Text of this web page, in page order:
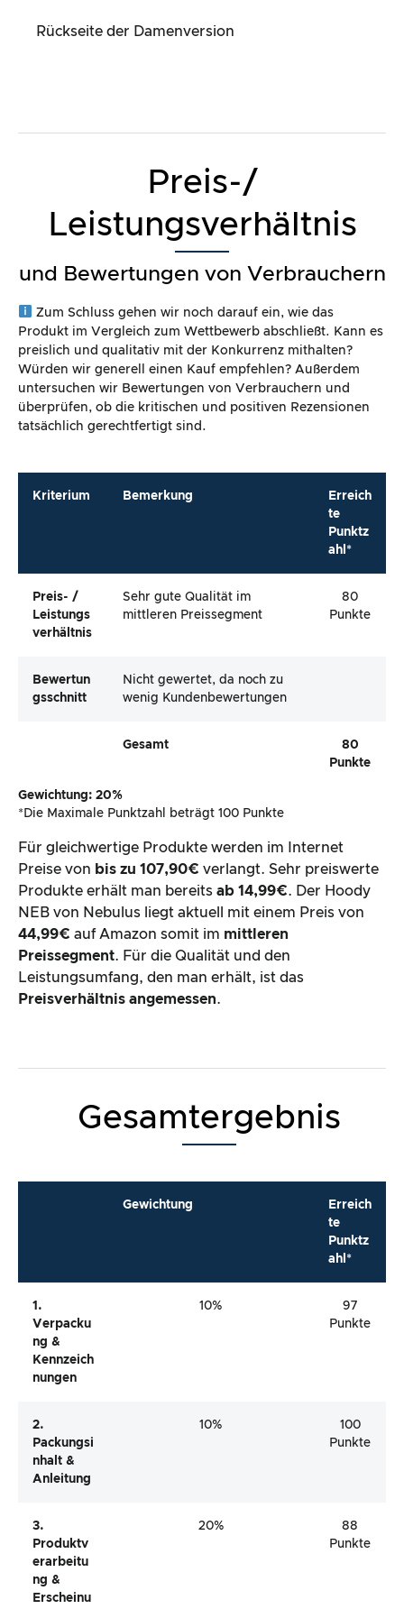
Rückseite der Damenversion
Preis-/
Leistungsverhältnis
und Bewertungen von Verbrauchern
Zum Schluss gehen wir noch darauf ein, wie das
Produkt im Vergleich zum Wettbewerb abschließt. Kann es
preislich und qualitativ mit der Konkurrenz mithalten?
Würden wir generell einen Kauf empfehlen? Außerdem
untersuchen wir Bewertungen von Verbrauchern und
überprüfen, ob die kritischen und positiven Rezensionen
tatsächlich gerechtfertigt sind.
Kriterium Bemerkung
Erreich
te
Punktz
ahl*
Preis- /
Leistungs
Verhältnis
Sehr gute Qualität im
mittleren Preissegment
80
Punkte
Bewertun
Gsschnitt
Nicht gewertet, da noch zu
wenig Kundenbewertungen
Gesamt
80
Punkte
Gewichtung: 20%
*Die Maximale Punktzahl beträgt 100 Punkte
Für gleichwertige Produkte werden im Internet
Preise von bis zu 107,90€ verlangt. Sehr preiswerte
Produkte erhält man bereits ab 14,99€. Der Hoody
NEB von Nebulus liegt aktuell mit einem Preis von
44,99€ auf Amazon somit im mittleren
Preissegment. Für die Qualität und den
Leistungsumfang, den man erhält, ist das
Preisverhältnis angemessen.
Gesamtergebnis
Gewichtung
Erreich
te
Punktz
ahl*
1.
Verpacku
Ng &
Kennzeich
Nungen
10%
97
Punkte
2.
Packungsi
Nhalt &
Anleitung
10%
100
Punkte
3.
Produktv
Erarbeitu
Ng &
Erscheinu
20%
88
Punkte